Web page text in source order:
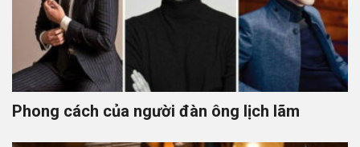
Phong cách của người đàn ông lịch lãm